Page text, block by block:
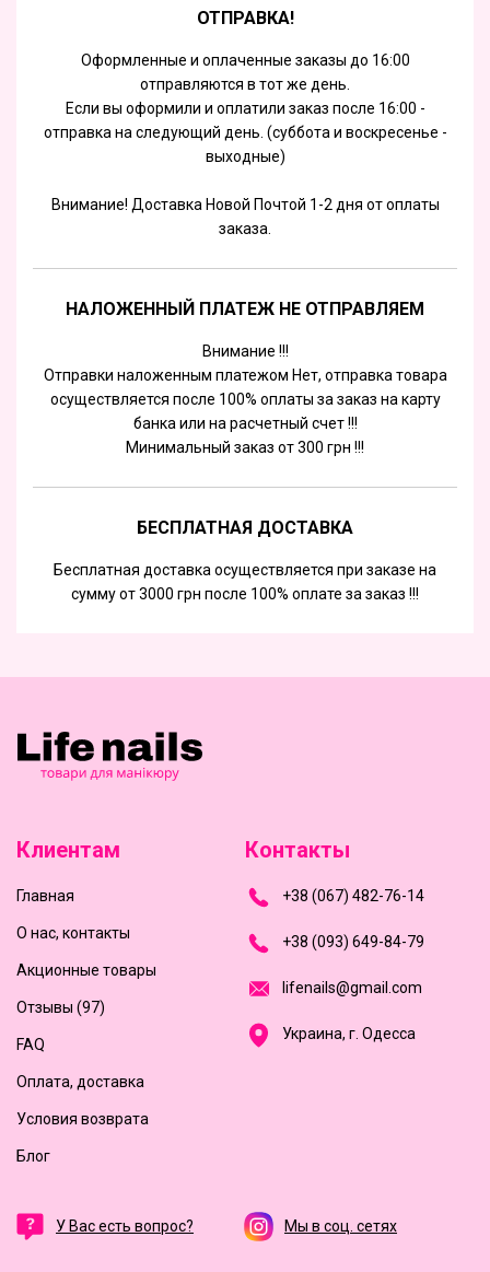
ОТПРАВКА!
Оформленные и оплаченные заказы до 16:00
отправляются в тот же день.
Если вы оформили и оплатили заказ после 16:00 -
отправка на следующий день. (суббота и воскресенье -
выходные)
Внимание! Доставка Новой Почтой 1-2 дня от оплаты
заказа.
НАЛОЖЕННЫЙ ПЛАТЕЖ НЕ ОТПРАВЛЯЕМ
Внимание !!!
Отправки наложенным платежом Нет, отправка товара
осуществляется после 100% оплаты за заказ на карту
банка или на расчетный счет !!!
Минимальный заказ от 300 грн !!!
БЕСПЛАТНАЯ ДОСТАВКА
Бесплатная доставка осуществляется при заказе на
сумму от 3000 грн после 100% оплате за заказ !!!
Клиентам
Главная
О нас, контакты
Акционные товары
Отзывы (97)
FAQ
Оплата, доставка
Условия возврата
Блог
Контакты
+38 (067) 482-76-14
+38 (093) 649-84-79
ifenai s@gmai com
Украина, г. Одесса
У Вас есть вопрос? Мы в соц. сетях